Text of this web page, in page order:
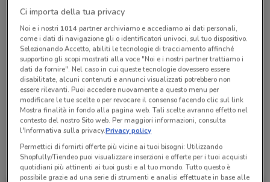
Chiama il negozio
Aperto
Lunedì 10:00 / 21:00
Martedì 10:00 / 21:00
Mercoledì 10:00 / 21:00
Giovedì 10:00 / 21:00
Venerdì 10:00 / 21:00
Sabato 10:00 / 21:00
Domenica 10:00 / 21:00
06 87074199
C.C. Porta Di Roma, Località Bufalotta
Tutte le promozioni di questo negozio
Ci importa della tua privacy
Noi e i nostri 1014partner archiviamo e accediamo ai dati personali,
come i dati di navigazione gli o identificatori univoci, sul tuo dispositivo.
Selezionando Accetto, abiliti le tecnologie di tracciamento affinché
supportino gli scopi mostrati alla voce "Noi e i nostri partner trattiamo i
dati da fornire". Nel caso in cui queste tecnologie dovessero essere
disabilitate, alcuni contenuti e annunci visualizzati potrebbero non
essere rilevanti. Puoi accedere nuovamente a questo menu per
modificare le tue scelte o per revocare il consenso facendo clic sul link
Mostra finalità in fondo alla pagina web. Tali scelte avranno effetto nel
contesto del nostro Sito web. Per maggiori informazioni, consulta
l'Informativa sulla privacy.Privacy policy
Permettici di fornirti offerte più vicine ai tuoi bisogni: Utilizzando
Shopfully/Tiendeo puoi visualizzare inserzioni e offerte per i tuoi acquisti
quotidiani più attinenti ai tuoi gusti e al tuo mondo. Tutto questo è
possibile grazie ad una serie di strumenti e analisi effettuate in base alle